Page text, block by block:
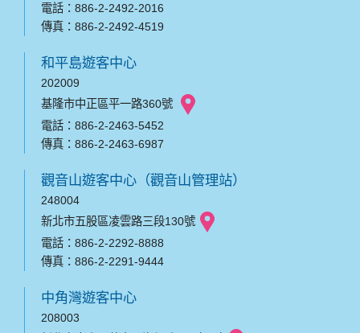
電話：886-2-2492-2016
傳真：886-2-2492-4519
和平島遊客中心
202009
基隆市中正區平一路360號
電話：886-2-2463-5452
傳真：886-2-2463-6987
觀音山遊客中心（觀音山管理站）
248004
新北市五股區凌雲路三段130號
電話：886-2-2292-8888
傳真：886-2-2291-9444
中角灣遊客中心
208003